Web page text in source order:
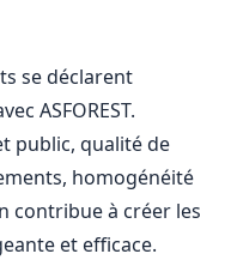
se déclarent
ASFOREST.
public, qualité de
homogénéité
contribue à créer les
et efficace.